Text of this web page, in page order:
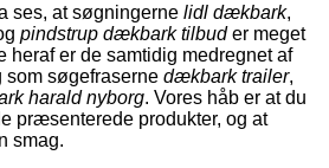
ses, at søgningerne lidl dækbark,
pindstrup dækbark tilbuder meget
heraf er de samtidig medregnet af
som søgefraserne dækbark trailer,
harald nyborg. Vores håb er at du
præsenterede produkter, og at
smag.